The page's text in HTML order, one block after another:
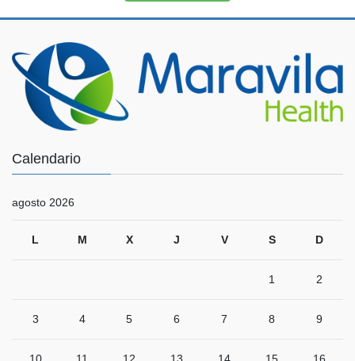
Calendario
agosto 2026
L M X J V S D
1 2
3 4 5 6 7 8 9
10 11 12 13 14 15 16